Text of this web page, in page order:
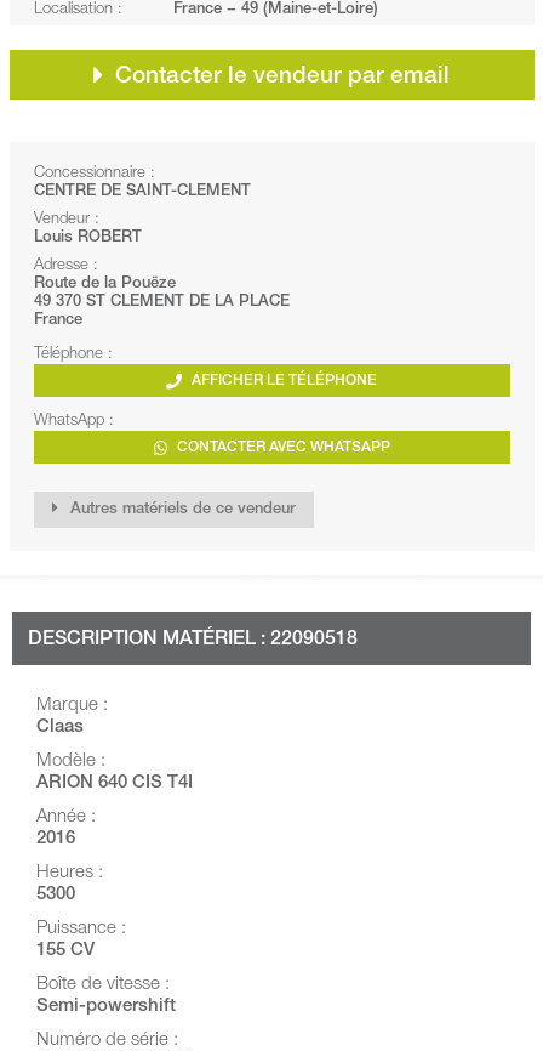
Localisation : France − 49 (Maine-et-Loire)
Contacter le vendeur par email
Concessionnaire :
CENTRE DE SAINT-CLEMENT
Vendeur :
Louis ROBERT
Adresse :
Route de la Pouëze
49 370 ST CLEMENT DE LA PLACE
France
Téléphone :
AFFICHER LE TÉLÉPHONE
WhatsApp :
CONTACTER AVEC WHATSAPP
Autres matériels de ce vendeur
DESCRIPTION MATÉRIEL : 22090518
Marque :
Claas
Modèle :
ARION 640 CIS T4I
Année :
2016
Heures :
5300
Puissance :
155 CV
Boîte de vitesse :
Semi-powershift
Numéro de série :